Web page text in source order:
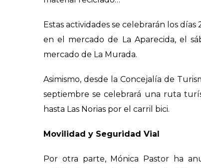
Estas actividades se celebrarán los
en el mercado de La Aparecida, el
mercado de La Murada.
Asimismo, desde la Concejalía de
septiembre se celebrará una ruta
hasta Las Norias por el carril bici.
Movilidad y Seguridad Vial
Por otra parte, Mónica Pastor ha